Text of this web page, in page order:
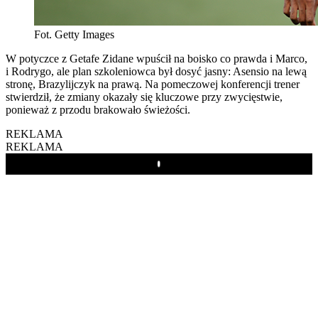
Fot. Getty Images
W potyczce z Getafe Zidane wpuścił na boisko co prawda i Marco,
i Rodrygo, ale plan szkoleniowca był dosyć jasny: Asensio na lewą
stronę, Brazylijczyk na prawą. Na pomeczowej konferencji trener
stwierdził, że zmiany okazały się kluczowe przy zwycięstwie,
ponieważ z przodu brakowało świeżości.
REKLAMA
REKLAMA
Play